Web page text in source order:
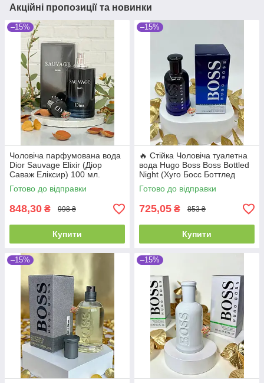
Акційні пропозиції та новинки
–15%
Чоловіча парфумована вода
Dior Sauvage Elixir (Діор
Саваж Еліксир) 100 мл.
Якісний деревно-пряний
аромат
Готово до відправки
848,30 ₴ 998 ₴
Купити
–15%
🔥 Стійка Чоловіча туалетна
вода Hugo Boss Boss Bottled
Night (Хуго Босс Боттлед
Найт) 100 мл Деревні
Фужерні Пряні Шлейфові
Готово до відправки
725,05 ₴ 853 ₴
Купити
–15% –15%